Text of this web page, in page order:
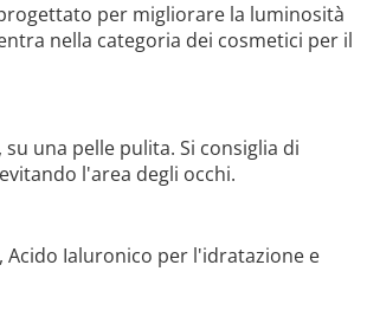
per migliorare la luminosità
nella categoria dei cosmetici per il
una pelle pulita. Si consiglia di
l'area degli occhi.
Ialuronico per l'idratazione e